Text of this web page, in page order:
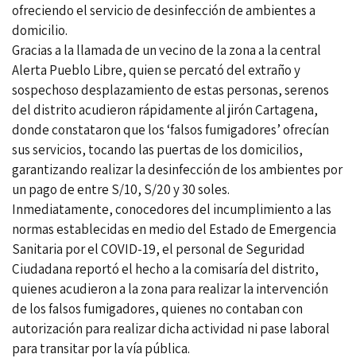
ofreciendo el servicio de desinfección de ambientes a
domicilio.
Gracias a la llamada de un vecino de la zona a la central
Alerta Pueblo Libre, quien se percató del extraño y
sospechoso desplazamiento de estas personas, serenos
del distrito acudieron rápidamente al jirón Cartagena,
donde constataron que los ‘falsos fumigadores’ ofrecían
sus servicios, tocando las puertas de los domicilios,
garantizando realizar la desinfección de los ambientes por
un pago de entre S/10, S/20 y 30 soles.
Inmediatamente, conocedores del incumplimiento a las
normas establecidas en medio del Estado de Emergencia
Sanitaria por el COVID-19, el personal de Seguridad
Ciudadana reportó el hecho a la comisaría del distrito,
quienes acudieron a la zona para realizar la intervención
de los falsos fumigadores, quienes no contaban con
autorización para realizar dicha actividad ni pase laboral
para transitar por la vía pública.